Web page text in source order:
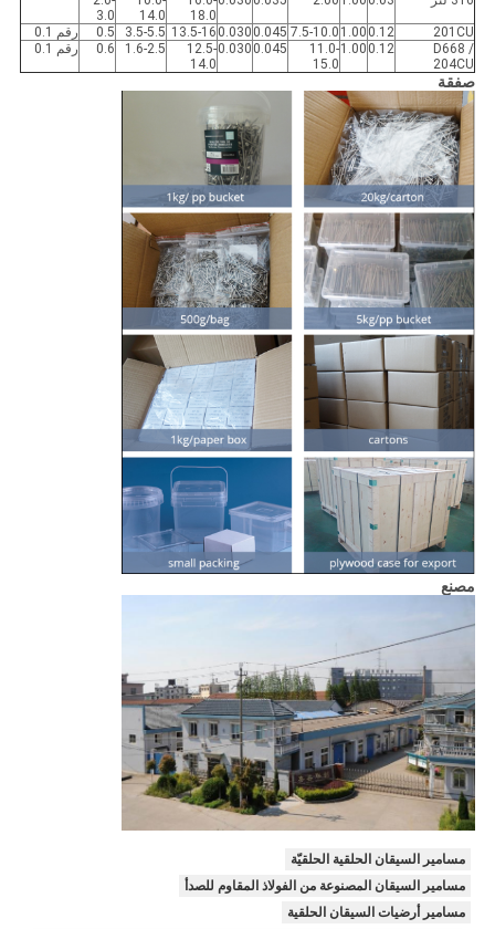
18.0
14.0
3.0
201CU
0.12
1.00
7.5-10.0
0.045
0.030
13.5-16
3.5-5.5
0.5
رقم 0.1
D668 /
204CU
0.12
1.00
11.0-
15.0
0.045
0.030
12.5-
14.0
1.6-2.5
0.6 رقم 0.1
صفقة
مصنع
مسامير السيقان الحلقية الحلقيّة
مسامير السيقان المصنوعة من الفولاذ المقاوم للصدأ
مسامير أرضيات السيقان الحلقية